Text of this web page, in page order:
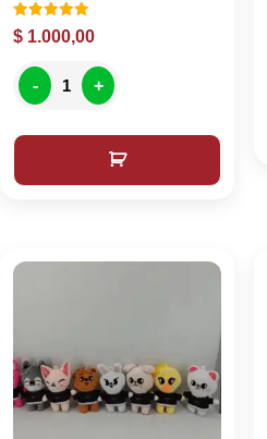
Valorado
con
de 5
$ 1.000,00
- +